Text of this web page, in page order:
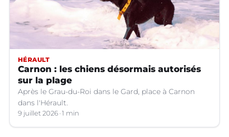
HÉRAULT
Carnon : les chiens désormais autorisés
sur la plage
Après le Grau-du-Roi dans le Gard, place à Carnon
dans l'Hérault.
9 juillet 2026 1 min